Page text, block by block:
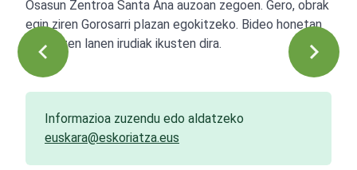
Osasun Zentroa Santa Ana auzoan zegoen. Gero, obrak
egin ziren Gorosarri plazan egokitzeko. Bideo honetan
egokitzen lanen irudiak ikusten dira.
Informazioa zuzendu edo aldatzeko
euskara@eskoriatza.eus